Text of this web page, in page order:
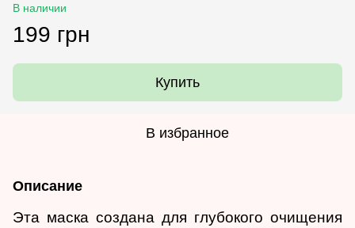
В наличии
199 грн
Купить
В избранное
Описание
Эта маска создана для глубокого очищения